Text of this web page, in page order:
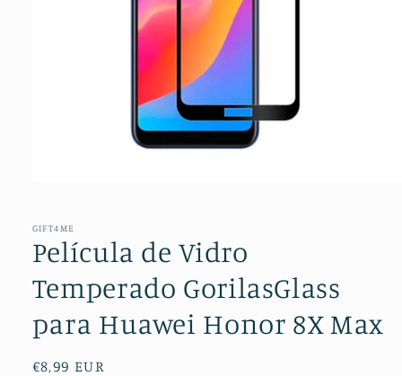
1
modal
GIFT4ME
Película de Vidro
Temperado GorilasGlass
para Huawei Honor 8X Max
Preço
€8,99 EUR